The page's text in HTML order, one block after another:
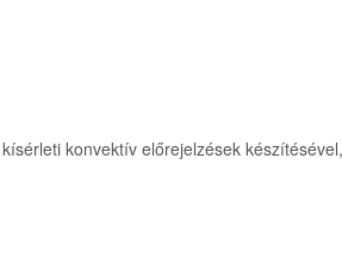
konvektív előrejelzések